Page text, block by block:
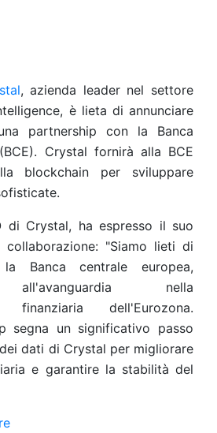
, azienda leader nel settore
è lieta di annunciare
partnership con la Banca
Crystal fornirà alla BCE
blockchain per sviluppare
di Crystal, ha espresso il suo
collaborazione: "Siamo lieti di
Banca centrale europea,
all'avanguardia nella
finanziaria dell'Eurozona.
segna un significativo passo
dati di Crystal per migliorare
e garantire la stabilità del